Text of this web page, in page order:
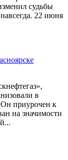
судьбы
22 июня
в
Он приурочен к
на значимости